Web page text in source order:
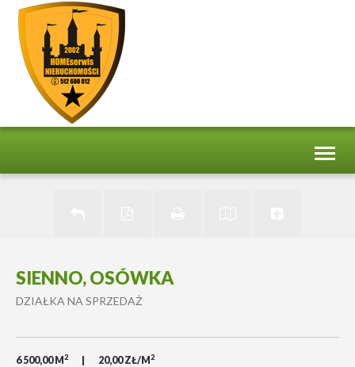
SIENNO, OSÓWKA
DZIAŁKA NA SPRZEDAŻ
6 500,00 M 2 20,00 ZŁ/M 2